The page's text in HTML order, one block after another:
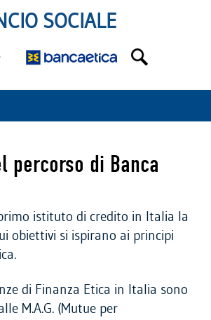
SOCIALE
percorso di Banca
istituto di credito in Italia la
obiettivi si ispirano ai principi
di Finanza Etica in Italia sono
M.A.G. (Mutue per